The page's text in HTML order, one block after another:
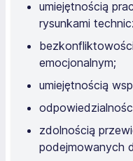
umiejętnością
rysunkami
emocjonalnym;
umiejętnością
zdolnością
podejmowanych